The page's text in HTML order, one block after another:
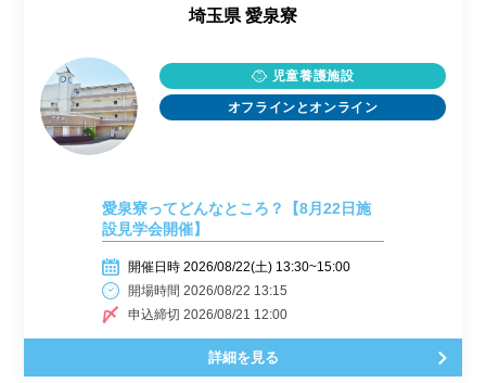
埼玉県 愛泉寮
児童養護施設
オフラインとオンライン
愛泉寮ってどんなところ？【8月22日施
設見学会開催】
開催日時 2026/08/22(土) 13:30~15:00
開場時間 2026/08/22 13:15
申込締切 2026/08/21 12:00
詳細を見る